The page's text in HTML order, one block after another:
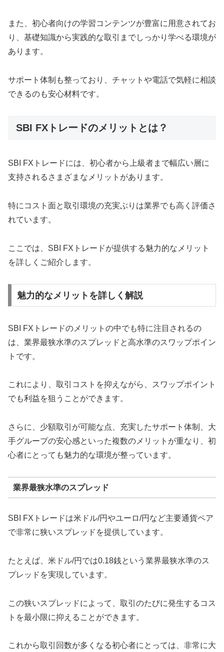
また、初心者向けの学習コンテンツが豊富に用意されてお
り、基礎知識から実践的な取引までしっかり学べる環境が
あります。
サポート体制も整っており、チャットや電話で気軽に相談
できるのも安心材料です。
SBI FXトレードのメリットとは？
SBI FXトレードには、初心者から上級者まで幅広い層に
支持されるさまざまなメリットがあります。
特にコスト面と取引環境の充実ぶりは業界でも高く評価さ
れています。
ここでは、SBI FXトレードが提供する魅力的なメリット
を詳しくご紹介します。
魅力的なメリットを詳しく解説
SBI FXトレードのメリットの中でも特に注目されるの
は、業界最狭水準のスプレッドと高水準のスワップポイン
トです。
これにより、取引コストを抑えながら、スワップポイント
でも利益を狙うことができます。
さらに、少額取引が可能な点、充実したサポート体制、大
手グループの安心感といった複数のメリットが重なり、初
心者にとっても魅力的な環境が整っています。
業界最狭水準のスプレッド
SBI FXトレードは米ドル/円やユーロ/円など主要通貨ペア
で非常に狭いスプレッドを提供しています。
たとえば、米ドル/円では0.18銭という業界最狭水準のス
プレッドを実現しています。
この狭いスプレッドによって、取引のたびに発生するコス
トを最小限に抑えることができます。
これから取引回数が多くなる初心者にとっては、非常に大